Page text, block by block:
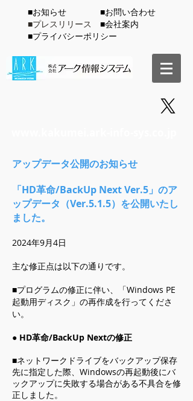
​■お知らせ
​■お問い合わせ
■プレスリリース
​■会社案内
​■プライバシーポリシー
アップデータ公開のお知らせ
「HD革命/BackUp Next Ver.5 」のア
ップデータ（Ver.5.1.5）を公開いたし
ました。
2024年9月4日
主な修正点は以下の通りです。
■プログラムの修正に伴い、「Windows PE
起動用ディスク」の再作成を行ってくださ
い。
● HD革命/BackUp Nextの修正
■ネットワークドライブをバックアップ保存
先に指定した際、Windowsの再起動後にバ
ックアップに失敗する場合がある不具合を修
正しました。